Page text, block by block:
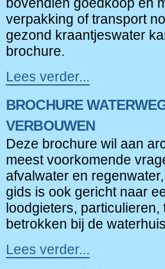
-
verpakking of transport
gezond kraantjeswater
brochure.
Brochure
Veilig
kraantjeswater
op
school
-
Lees verder...
BROCHURE
VERBOUWEN
Deze brochure wil aan
meest voorkomende
afvalwater en
gids is ook gericht naar
loodgieters,
betrokken bij de
Brochure
Waterwegwijzer
Lees verder...